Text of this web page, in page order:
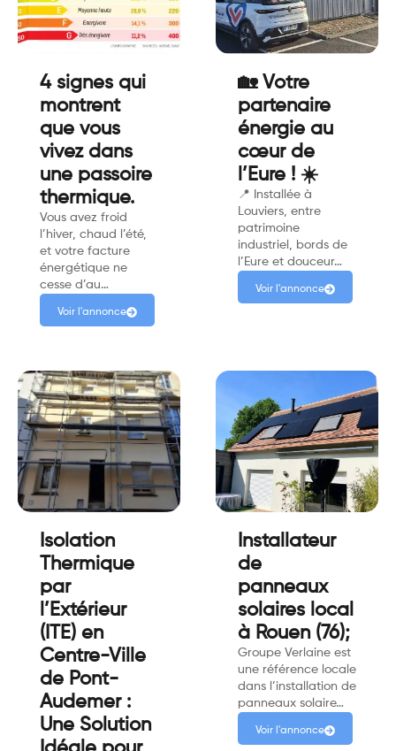
4 signes qui
montrent
que vous
vivez dans
une passoire
thermique.
Vous avez froid
l’hiver, chaud l’été,
et votre facture
énergétique ne
cesse d’au…
Voir l'annonce
🏡 Votre
partenaire
énergie au
cœur de
l’Eure ! ☀️
📍 Installée à
Louviers, entre
patrimoine
industriel, bords de
l’Eure et douceur…
Voir l'annonce
Isolation
Thermique
par
l’Extérieur
(ITE) en
Centre-Ville
de Pont-
Audemer :
Une Solution
Installateur
de
panneaux
solaires local
à Rouen (76);
Groupe Verlaine est
une référence locale
dans l’installation de
panneaux solaire…
Voir l'annonce